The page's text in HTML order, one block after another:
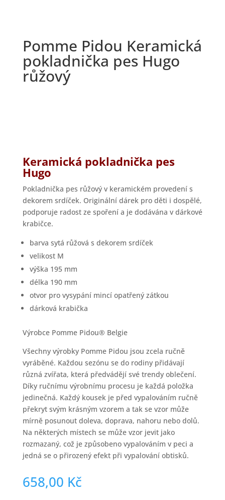
Pomme Pidou Keramická
pokladnička pes Hugo
růžový
Keramická pokladnička pes
Hugo
Pokladnička pes růžový v keramickém provedení s
dekorem srdíček. Originální dárek pro děti i dospělé,
podporuje radost ze spoření a je dodávána v dárkové
krabičce.
barva sytá růžová s dekorem srdíček
velikost M
výška 195 mm
délka 190 mm
otvor pro vysypání mincí opatřený zátkou
dárková krabička
Výrobce Pomme Pidou® Belgie
Všechny výrobky Pomme Pidou jsou zcela ručně
vyráběné. Každou sezónu se do rodiny přidávají
různá zvířata, která předvádějí své trendy oblečení.
Díky ručnímu výrobnímu procesu je každá položka
jedinečná. Každý kousek je před vypalováním ručně
překryt svým krásným vzorem a tak se vzor může
mírně posunout doleva, doprava, nahoru nebo dolů.
Na některých místech se může vzor jevit jako
rozmazaný, což je způsobeno vypalováním v peci a
jedná se o přirozený efekt při vypalování obtisků.
658,00 Kč